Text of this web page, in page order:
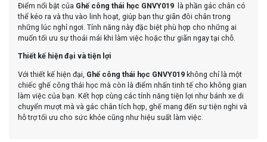
Điểm nổi bật của Ghế công thái học GNVY019 là phần gác chân có
thể kéo ra và thu vào linh hoạt, giúp bạn thư giãn đôi chân trong
những lúc nghỉ ngơi. Tính năng này đặc biệt phù hợp cho những ai
muốn tối ưu sự thoải mái khi làm việc hoặc thư giãn ngay tại chỗ.
Thiết kế hiện đại và tiện lợi
Với thiết kế hiện đại, Ghế công thái học GNVY019 không chỉ là một
chiếc ghế công thái học mà còn là điểm nhấn tinh tế cho không gian
làm việc của bạn. Kết hợp cùng các tính năng tiện lợi như bánh xe di
chuyển mượt mà và gác chân tích hợp, ghế mang đến sự tiện nghi và
hỗ trợ tối ưu cho sức khỏe cũng như hiệu suất làm việc.